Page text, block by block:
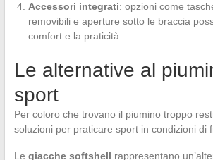
Accessori integrati: opzioni come
removibili e aperture sotto le braccia
comfort e la praticità.
Le alternative al
sport
Per coloro che trovano il piumino troppo
soluzioni per praticare sport in condizioni di
Le giacche softshell rappresentano